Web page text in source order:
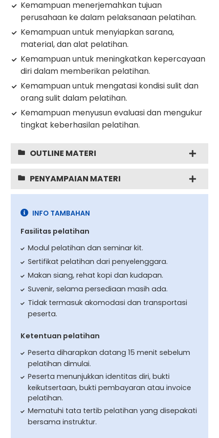
Kemampuan menerjemahkan tujuan
perusahaan ke dalam pelaksanaan pelatihan.
Kemampuan untuk menyiapkan sarana,
material, dan alat pelatihan.
Kemampuan untuk meningkatkan kepercayaan
diri dalam memberikan pelatihan.
Kemampuan untuk mengatasi kondisi sulit dan
orang sulit dalam pelatihan.
Kemampuan menyusun evaluasi dan mengukur
tingkat keberhasilan pelatihan.
OUTLINE MATERI
PENYAMPAIAN MATERI
INFO TAMBAHAN
Fasilitas pelatihan
Modul pelatihan dan seminar kit.
Sertifikat pelatihan dari penyelenggara.
Makan siang, rehat kopi dan kudapan.
Suvenir, selama persediaan masih ada.
Tidak termasuk akomodasi dan transportasi
peserta.
Ketentuan pelatihan
Peserta diharapkan datang 15 menit sebelum
pelatihan dimulai.
Peserta menunjukkan identitas diri, bukti
keikutsertaan, bukti pembayaran atau invoice
pelatihan.
Mematuhi tata tertib pelatihan yang disepakati
bersama instruktur.